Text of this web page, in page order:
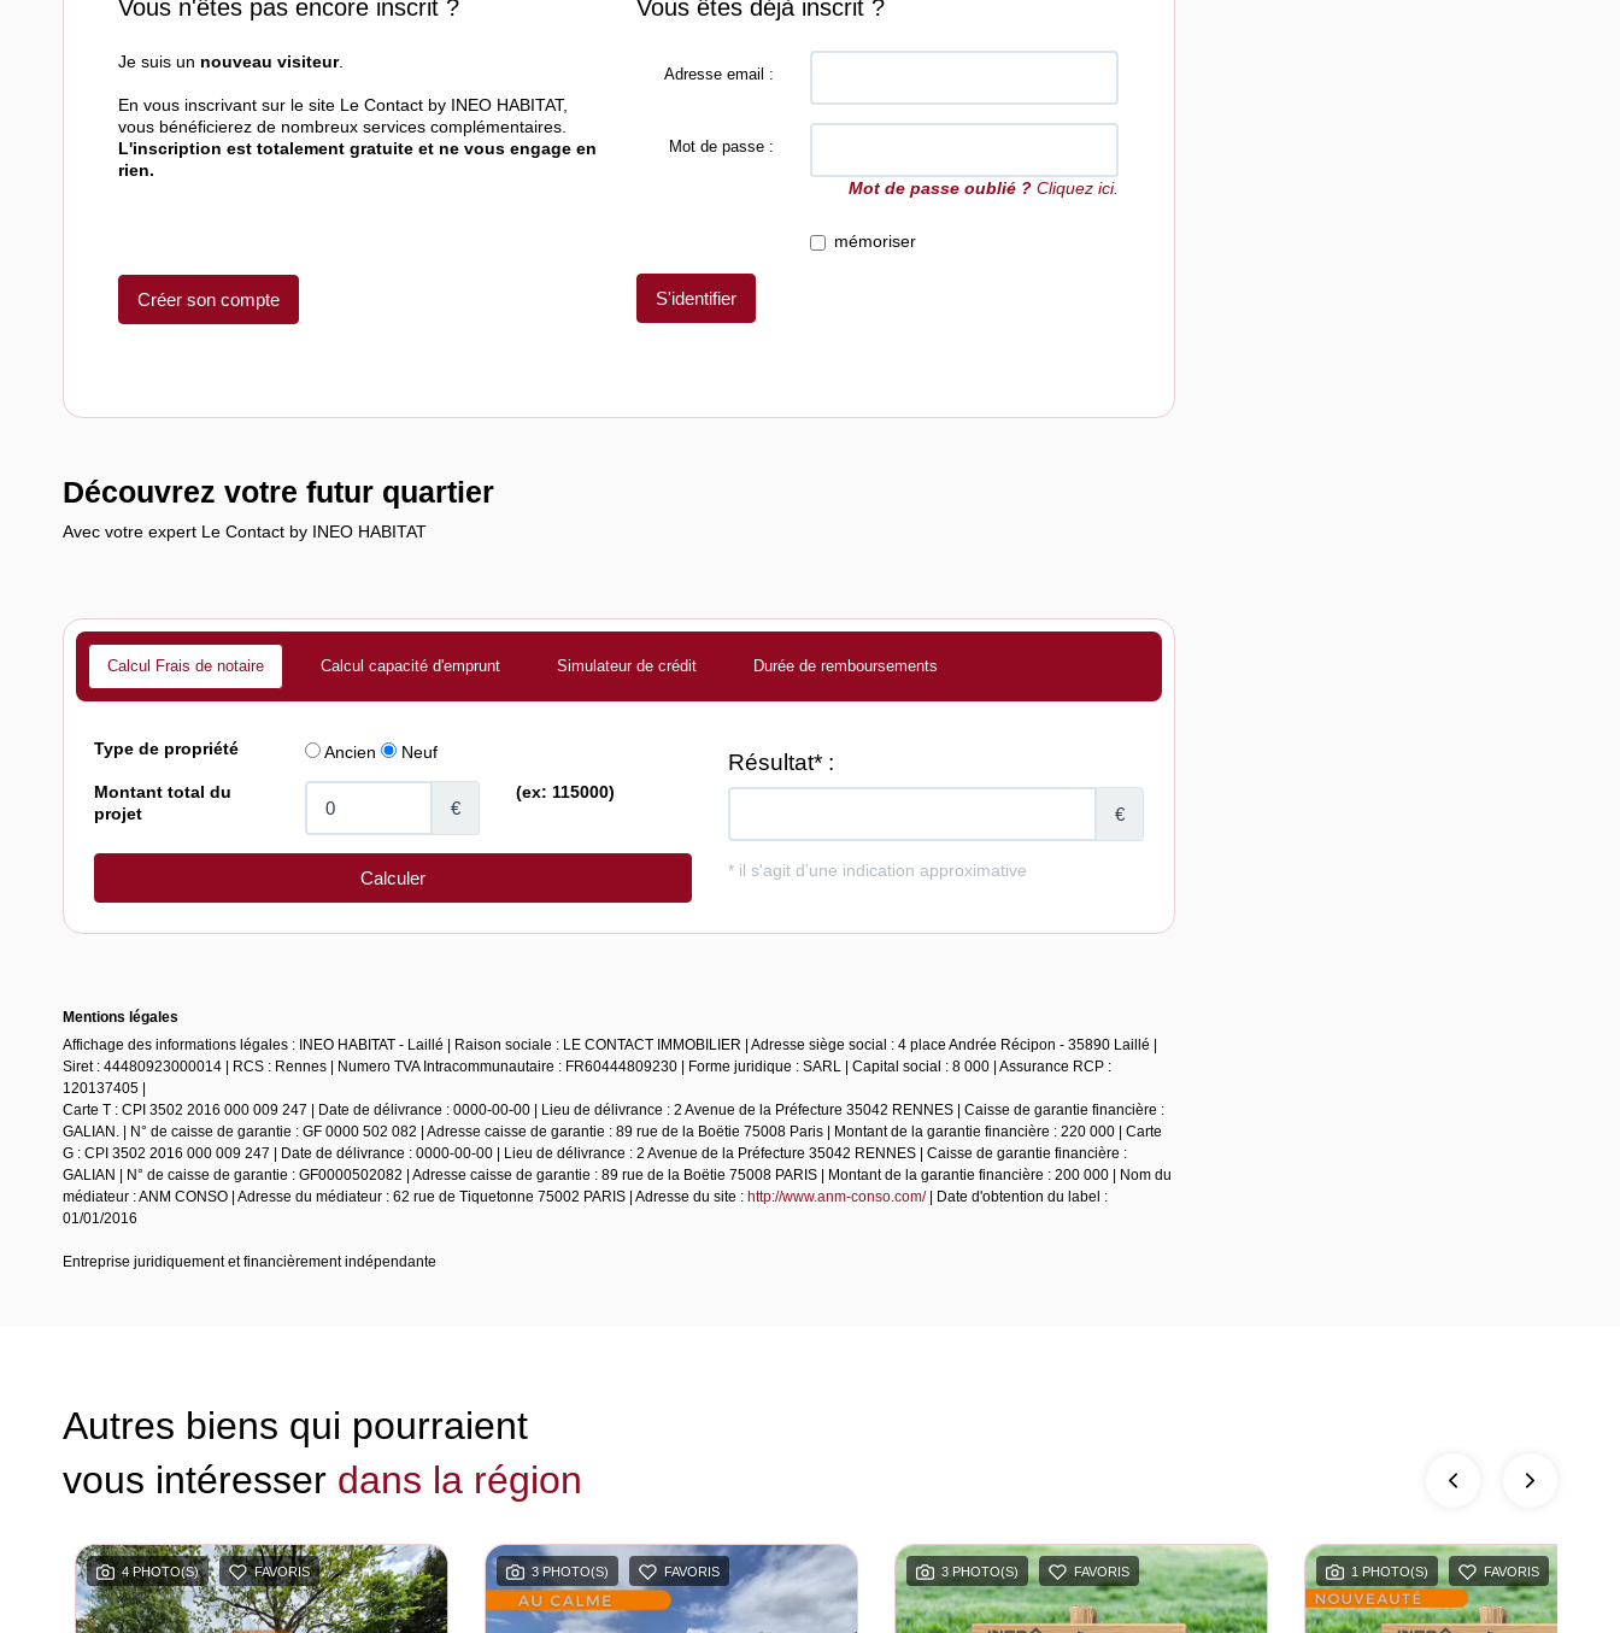
Vous n'êtes pas encore inscrit ?
Je suis un nouveau visiteur.
En vous inscrivant sur le site Le Contact by INEO HABITAT,
vous bénéficierez de nombreux services complémentaires.
L'inscription est totalement gratuite et ne vous engage en
rien.
Créer son compte
Vous êtes déjà inscrit ?
Adresse email :
Mot de passe :
Mot de passe oublié ? Cliquez ici.
mémoriser
S'identifier
Découvrez votre futur quartier
Avec votre expert Le Contact by INEO HABITAT
Calcul Frais de notaire Calcul capacité d'emprunt Simulateur de crédit Durée de remboursements
Mentions légales
Affichage des informations légales : INEO HABITAT - Laillé | Raison sociale : LE CONTACT IMMOBILIER | Adresse siège social : 4 place Andrée Récipon - 35890 Laillé |
Siret : 44480923000014 | RCS : Rennes | Numero TVA Intracommunautaire : FR60444809230 | Forme juridique : SARL | Capital social : 8 000 | Assurance RCP :
120137405 |
Carte T : CPI 3502 2016 000 009 247 | Date de délivrance : 0000-00-00 | Lieu de délivrance : 2 Avenue de la Préfecture 35042 RENNES | Caisse de garantie financière :
GALIAN. | N° de caisse de garantie : GF 0000 502 082 | Adresse caisse de garantie : 89 rue de la Boëtie 75008 Paris | Montant de la garantie financière : 220 000 | Carte
G : CPI 3502 2016 000 009 247 | Date de délivrance : 0000-00-00 | Lieu de délivrance : 2 Avenue de la Préfecture 35042 RENNES | Caisse de garantie financière :
GALIAN | N° de caisse de garantie : GF0000502082 | Adresse caisse de garantie : 89 rue de la Boëtie 75008 PARIS | Montant de la garantie financière : 200 000 | Nom du
médiateur : ANM CONSO | Adresse du médiateur : 62 rue de Tiquetonne 75002 PARIS | Adresse du site : http://www.anm-conso.com/| Date d'obtention du label :
01/01/2016
Entreprise juridiquement et financièrement indépendante
Autres biens qui pourraient
vous intéresser dans la région
4 PHOTO(S) FAVORIS 3 PHOTO(S) FAVORIS 3 PHOTO(S) FAVORIS 1 PHOTO(S) FAVORIS